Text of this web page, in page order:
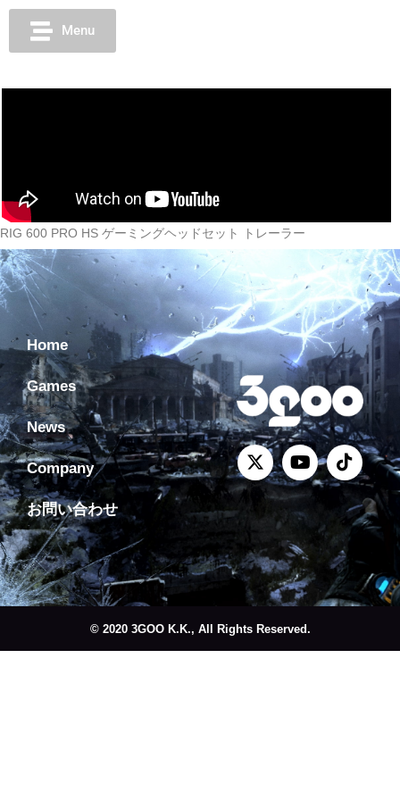
Menu
RIG 600 PRO HS ゲーミングヘッドセット トレーラー
Home
Games
News
Company
お問い合わせ
© 2020 3GOO K.K., All Rights Reserved.